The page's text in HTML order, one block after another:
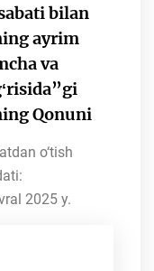
bilan
ayrim
va
Qonuni
o‘tish
2025 y.